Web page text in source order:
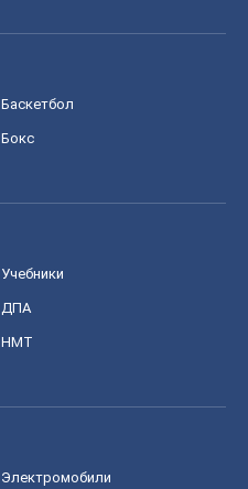
Баскетбол
Бокс
Учебники
ДПА
НМТ
Электромобили